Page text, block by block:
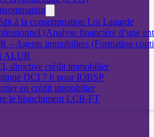
à la consommation Loi Lagarde
(Analyse financière d’une
– Agents immobiliers (Formation
ALUR
directive crédit immobilier
DCI 7 h pour IOBSP
en crédit immobilier
le blanchiment LCB-FT